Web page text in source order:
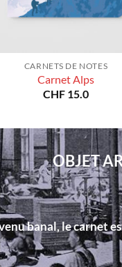
CARNETS DE NOTES
Carnet Alps
CHF 15.0
OBJET
banal, le carnet